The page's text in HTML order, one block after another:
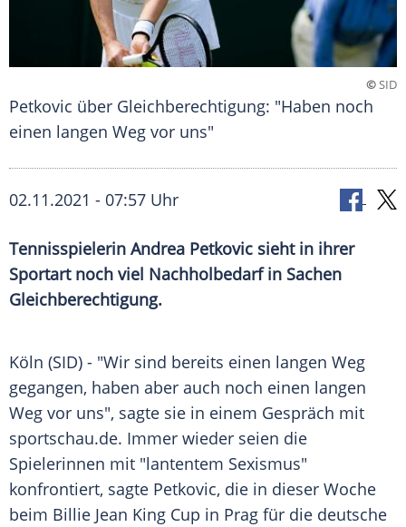
©SID
Petkovic über Gleichberechtigung: "Haben noch
einen langen Weg vor uns"
02.11.2021 - 07:57 Uhr
Tennisspielerin Andrea Petkovic sieht in ihrer
Sportartnoch viel Nachholbedarf in Sachen
Gleichberechtigung.
Köln (SID) - "Wir sind bereits einen langen Weg
gegangen, haben aber auch noch einen langen
Weg vor uns", sagte sie in einem Gespräch mit
sportschau.de. Immer wieder seien die
Spielerinnen mit "lantentem Sexismus"
konfrontiert, sagte Petkovic, die in dieser Woche
beim Billie Jean King Cup in Prag für die deutsche